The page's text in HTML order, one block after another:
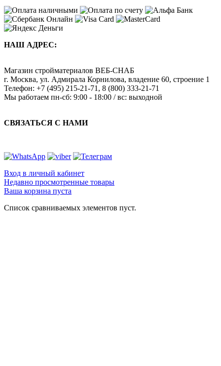
НАШ АДРЕС:
Магазин стройматериалов ВЕБ-СНАБ
г. Москва, ул. Адмирала Корнилова, владение 60, строение 1
Телефон: +7 (495) 215-21-71 , 8 (800) 333-21-71
Мы работаем пн-сб: 9:00 - 18:00 / вс: выходной
СВЯЗАТЬСЯ С НАМИ
Вход в личный кабинет
Недавно просмотренные товары
Ваша корзина пуста
Список сравниваемых элементов пуст.